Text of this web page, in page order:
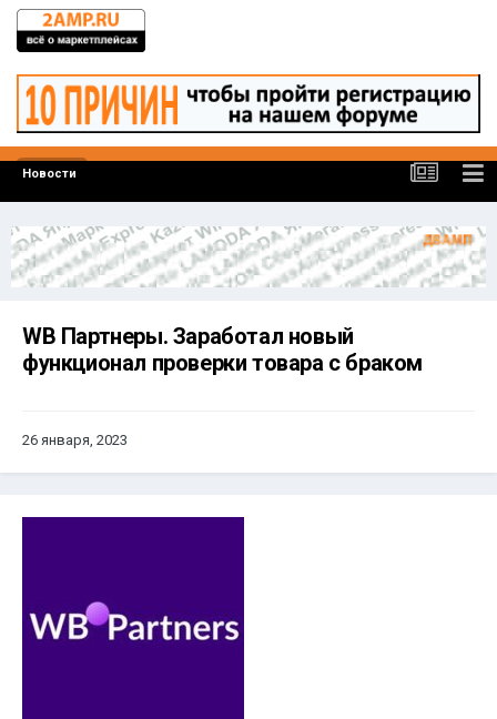
Новости
WB Партнеры. Заработал новый
функционал проверки товара с браком
26 января, 2023